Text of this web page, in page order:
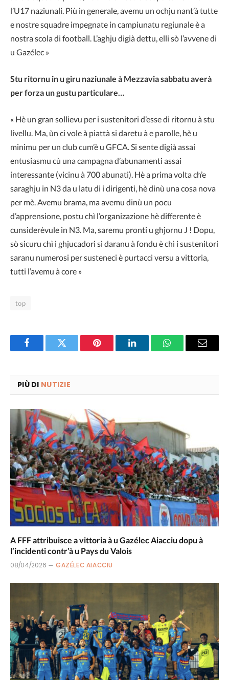
l’U17 naziunali. Più in generale, avemu un ochju nant’à tutte
e nostre squadre impegnate in campiunatu regiunale è a
nostra scola di football. L’aghju digià dettu, elli sò l’avvene di
u Gazélec »
Stu ritornu in u giru naziunale à Mezzavia sabbatu averà
per forza un gustu particulare…
« Hè un gran sollievu per i sustenitori d’esse di ritornu à stu
livellu. Ma, ùn ci vole à piattà si daretu à e parolle, hè u
minimu per un club cum’è u GFCA. Si sente digià assai
entusiasmu cù una campagna d’abunamenti assai
interessante (vicinu à 700 abunati). Hè a prima volta ch’e
saraghju in N3 da u latu di i dirigenti, hè dinù una cosa nova
per mè. Avemu brama, ma avemu dinù un pocu
d’apprensione, postu chì l’organizazione hè differente è
cunsiderèvule in N3. Ma, saremu pronti u ghjornu J ! Dopu,
sò sicuru chì i ghjucadori si daranu à fondu è chì i sustenitori
saranu numerosi per susteneci è purtacci versu a vittoria,
tutti l’avemu à core »
top
FacebookTwitter Pinterest LinkedInWhatsAppEmail
PIÙ DI NUTIZIE
A FFF attribuisce a vittoria à u Gazélec Aiacciu dopu à
l’incidenti contr’à u Pays du Valois
08/04/2026 GAZÉLEC AIACCIU